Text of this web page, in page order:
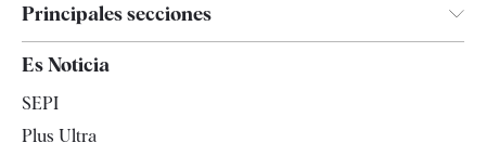
Principales secciones
España
Es Noticia
SEPI
Plus Ultra